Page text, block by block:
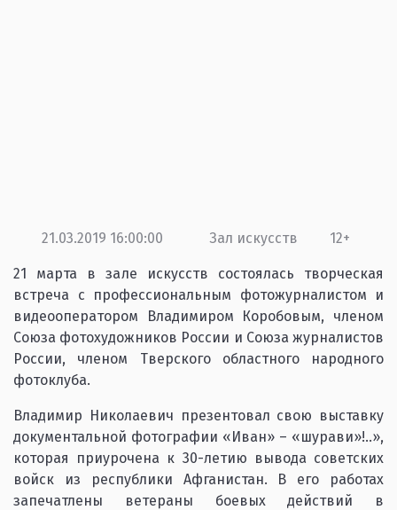
21.03.2019 16:00:00 Зал искусств 12+
21 марта в зале искусств состоялась творческая
встреча с профессиональным фотожурналистом и
видеооператором Владимиром Коробовым, членом
Союза фотохудожников России и Союза журналистов
России, членом Тверского областного народного
фотоклуба.
Владимир Николаевич презентовал свою выставку
документальной фотографии «Иван» – «шурави»!..»,
которая приурочена к 30-летию вывода советских
войск из республики Афганистан. В его работах
запечатлены ветераны боевых действий в